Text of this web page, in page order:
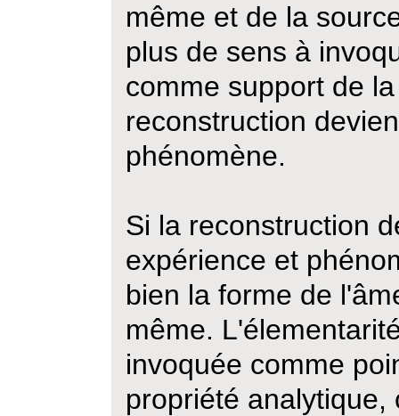
même et de la
plus de sens à
comme support de
reconstruction
phénomène.
Si la reconstruction
expérience et
bien la forme de
même.
invoquée comme
propriété